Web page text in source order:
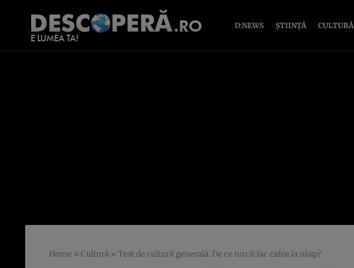
D:NEWS ȘTIINȚĂ CULTURĂ
Home » Cultură » Test de cultură generală. De ce turcii fac cafea la nisip?